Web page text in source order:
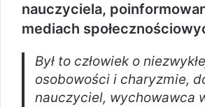
nauczyciela,
mediach
Był to człowiek o
osobowości i charyzmie,
nauczyciel, wychowawca